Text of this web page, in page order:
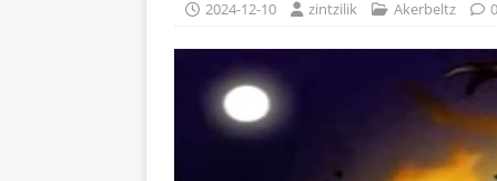
2024-12-10 zintzilik Akerbeltz 0